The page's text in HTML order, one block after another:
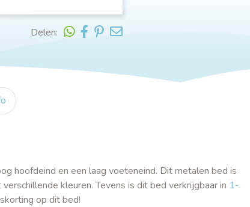
Delen:
hoofdeind en een laag voeteneind. Dit metalen bed is
kleuren. Tevens is dit bed verkrijgbaar in 1-
op dit bed!